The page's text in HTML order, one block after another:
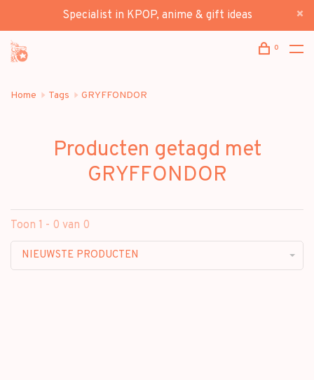
Specialist in KPOP, anime & gift ideas
0
Home Tags GRYFFONDOR
Producten getagd met
GRYFFONDOR
Toon 1 - 0 van 0
NIEUWSTE PRODUCTEN